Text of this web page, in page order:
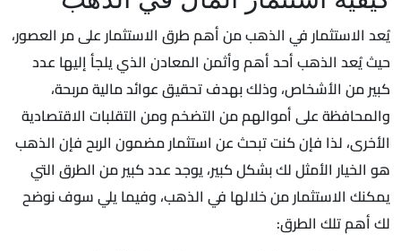
يُعد الاستثمار في الذهب من أهم طرق الاستثمار على مر العصور،
حيث يُعد الذهب أحد أهم وأثمن المعادن الذي يلجأ إليها عدد
كبير من الأشخاص، وذلك بهدف تحقيق عوائد مالية مربحة،
والمحافظة على أموالهم من التضخم ومن التقلبات الاقتصادية
الأخرى، لذا فإن كنت تبحث عن استثمار مضمون الربح فإن الذهب
هو الخيار الأمثل لك بشكل كبير، يوجد عدد كبير من الطرق التي
يمكنك الاستثمار من خلالها في الذهب، وفيما يلي سوف نوضح
لك أهم تلك الطرق: